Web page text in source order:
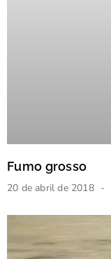
Fumo grosso
20 de abril de 2018